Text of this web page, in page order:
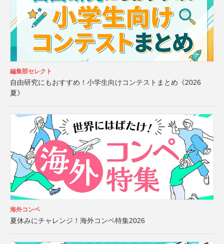
編集部セレクト
自由研究にもおすすめ！小学生向けコンテストまとめ《2026
夏》
海外コンペ
夏休みにチャレンジ！海外コンペ特集2026